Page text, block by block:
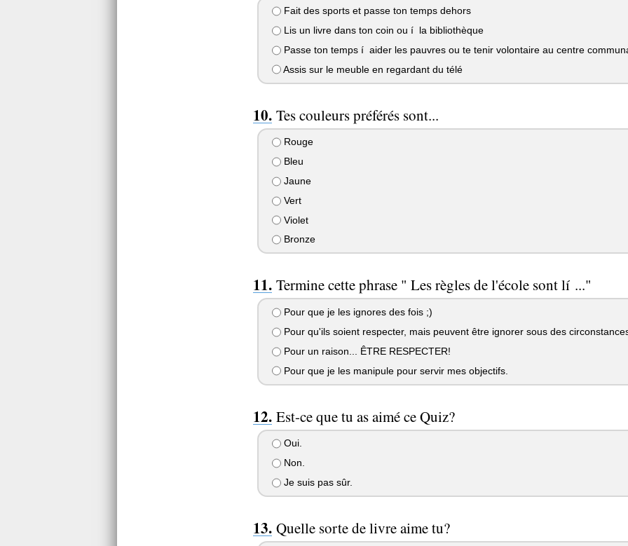
Fait des sports et passe ton temps dehors
Lis un livre dans ton coin ou í la bibliothèque
Passe ton temps í aider les pauvres ou te tenir volontaire au centre
Assis sur le meuble en regardant du télé
Tes couleurs préférés sont...
Rouge
Bleu
Jaune
Vert
Violet
Bronze
Termine cette phrase " Les règles de l'école sont lí ..."
Pour que je les ignores des fois ;)
Pour qu'ils soient respecter, mais peuvent être ignorer sous des
Pour un raison... ÊTRE RESPECTER!
Pour que je les manipule pour servir mes objectifs.
Est-ce que tu as aimé ce Quiz?
Oui.
Non.
Je suis pas sûr.
Quelle sorte de livre aime tu?